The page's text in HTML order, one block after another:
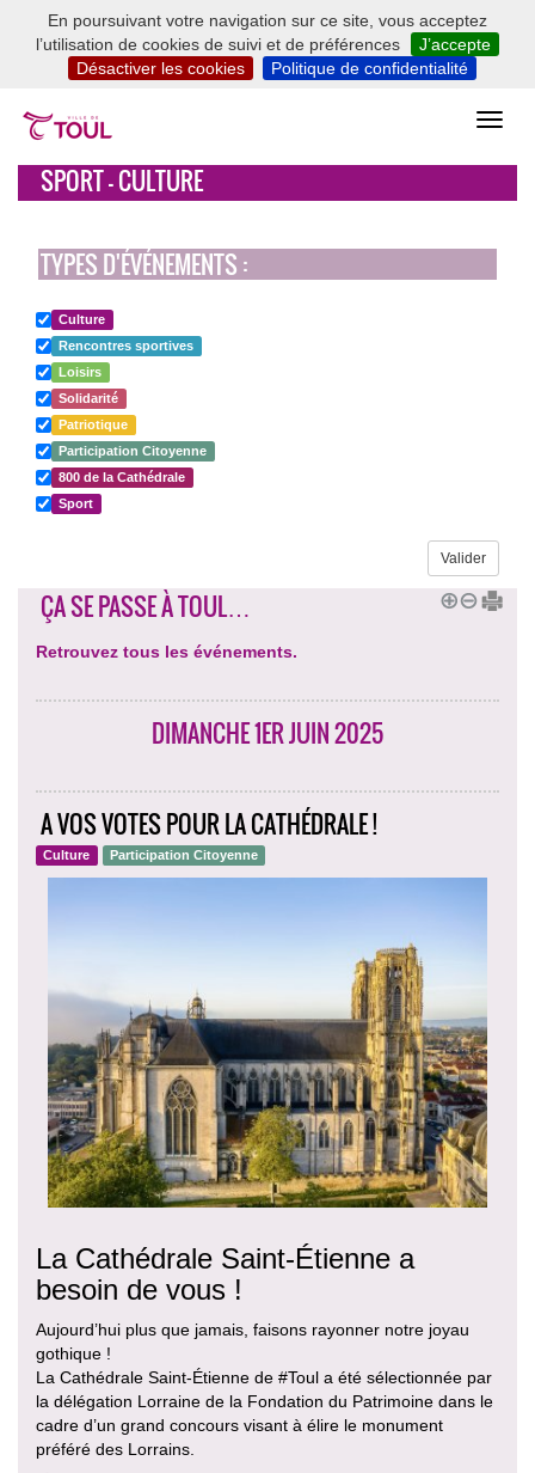
En poursuivant votre navigation sur ce site, vous acceptez
l’utilisation de cookies de suivi et de préférences
J’accepte
Désactiver les cookies
Politique de confidentialité
SPORT - CULTURE
TYPES D'ÉVÉNEMENTS :
Culture
Rencontres sportives
Loisirs
Solidarité
Patriotique
Participation Citoyenne
800 de la Cathédrale
Sport
ÇA SE PASSE À TOUL…
Retrouvez tous les événements.
DIMANCHE 1ER JUIN 2025
A VOS VOTES POUR LA CATHÉDRALE !
Culture Participation Citoyenne
La Cathédrale Saint-Étienne a
besoin de vous !
Aujourd’hui plus que jamais, faisons rayonner notre joyau
gothique !
La Cathédrale Saint-Étienne de #Toul a été sélectionnée par
la délégation Lorraine de la Fondation du Patrimoine dans le
cadre d’un grand concours visant à élire le monument
préféré des Lorrains.